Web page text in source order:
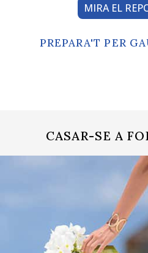
MIRA EL
PREPARA'T PER
CASAR-SE A